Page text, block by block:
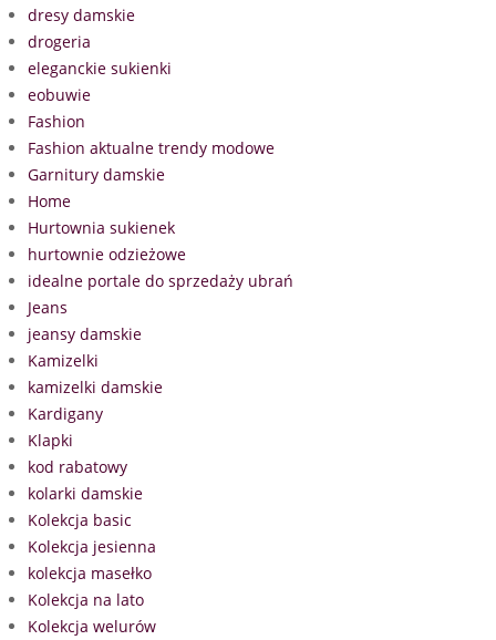
dresy damskie
drogeria
eleganckie sukienki
eobuwie
Fashion
Fashion aktualne trendy modowe
Garnitury damskie
Home
Hurtownia sukienek
hurtownie odzieżowe
idealne portale do sprzedaży ubrań
Jeans
jeansy damskie
Kamizelki
kamizelki damskie
Kardigany
Klapki
kod rabatowy
kolarki damskie
Kolekcja basic
Kolekcja jesienna
kolekcja masełko
Kolekcja na lato
Kolekcja welurów